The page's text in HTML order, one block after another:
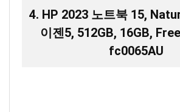
4. HP 2023 노트북 15,
이젠5, 512GB, 16GB,
fc0065AU